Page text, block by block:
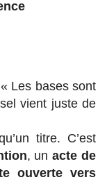
« Les bases sont
vient juste de
titre. C’est
, unacte de
ouverte vers